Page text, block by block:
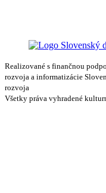
Realizované s finančnou
rozvoja a informatizácie
rozvoja
Všetky práva vyhradené